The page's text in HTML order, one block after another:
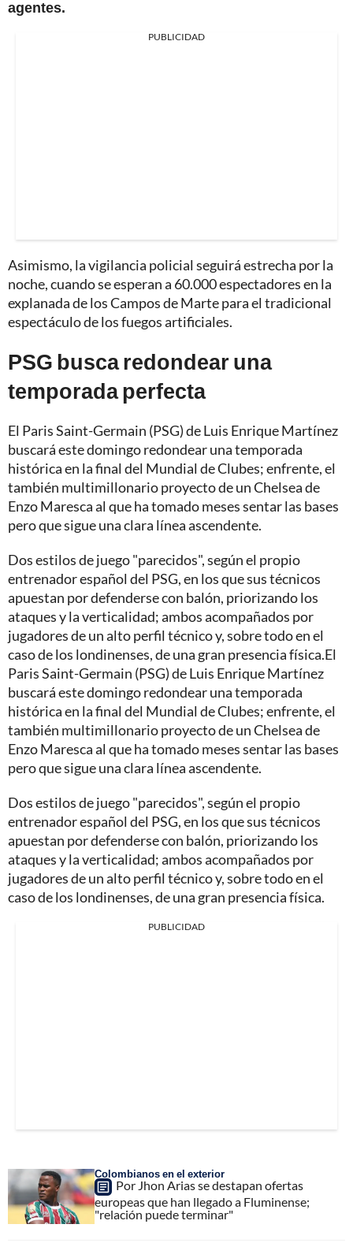
agentes.
PUBLICIDAD
Asimismo, la vigilancia policial seguirá estrecha por la
noche, cuando se esperan a 60.000 espectadores en la
explanada de los Campos de Marte para el tradicional
espectáculo de los fuegos artificiales.
PSG busca redondear una
temporada perfecta
El Paris Saint-Germain (PSG) de Luis Enrique Martínez
buscará este domingo redondear una temporada
histórica en la final del Mundial de Clubes; enfrente, el
también multimillonario proyecto de un Chelsea de
Enzo Maresca al que ha tomado meses sentar las bases
pero que sigue una clara línea ascendente.
Dos estilos de juego "parecidos", según el propio
entrenador español del PSG, en los que sus técnicos
apuestan por defenderse con balón, priorizando los
ataques y la verticalidad; ambos acompañados por
jugadores de un alto perfil técnico y, sobre todo en el
caso de los londinenses, de una gran presencia física.El
Paris Saint-Germain (PSG) de Luis Enrique Martínez
buscará este domingo redondear una temporada
histórica en la final del Mundial de Clubes; enfrente, el
también multimillonario proyecto de un Chelsea de
Enzo Maresca al que ha tomado meses sentar las bases
pero que sigue una clara línea ascendente.
Dos estilos de juego "parecidos", según el propio
entrenador español del PSG, en los que sus técnicos
apuestan por defenderse con balón, priorizando los
ataques y la verticalidad; ambos acompañados por
jugadores de un alto perfil técnico y, sobre todo en el
caso de los londinenses, de una gran presencia física.
PUBLICIDAD
Colombianos en el exterior
Por Jhon Arias se destapan ofertas
europeas que han llegado a Fluminense;
"relación puede terminar"